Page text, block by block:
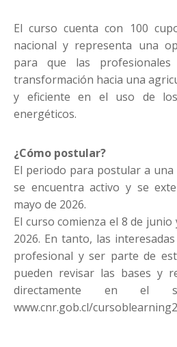
El curso cuenta con 100
nacional y representa una
para que las
transformación hacia una
y eficiente en el uso de
energéticos.
¿Cómo postular?
El periodo para postular a una
se encuentra activo y se
mayo de 2026.
El curso comienza el 8 de
2026. En tanto, las
profesional y ser parte de
pueden revisar las bases y
directamente en el
www.cnr.gob.cl/